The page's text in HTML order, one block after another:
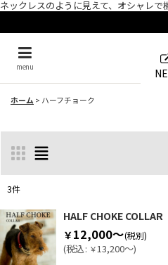
ネックレスのように見えて、オシャレで
menu
ホーム > ハーフチョーク
表示数:
並び順
3件
HALF CHOKE COLLAR
￥ 12,000～(税別)
(税込: ￥13,200～)